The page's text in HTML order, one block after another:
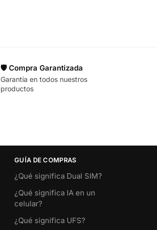
🛡️ Compra Garantizada
Garantía en todos nuestros
productos
GUÍA DE COMPRAS
¿Qué significa Dual SIM?
¿Qué significa IA en un
celular?
¿Qué significa UFS?